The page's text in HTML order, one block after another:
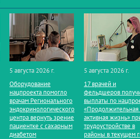
5 августа 2026 г.
Оборудование
нацпроекта помогло
врачам Регионального
эндокринологического
центра вернуть зрение
пациентке с сахарным
диабетом
5 августа 2026 г.
17 врачей и
фельдшеров
выплаты по
«Продолжительная
активная жизнь»
трудоустройстве в
районы в текущем